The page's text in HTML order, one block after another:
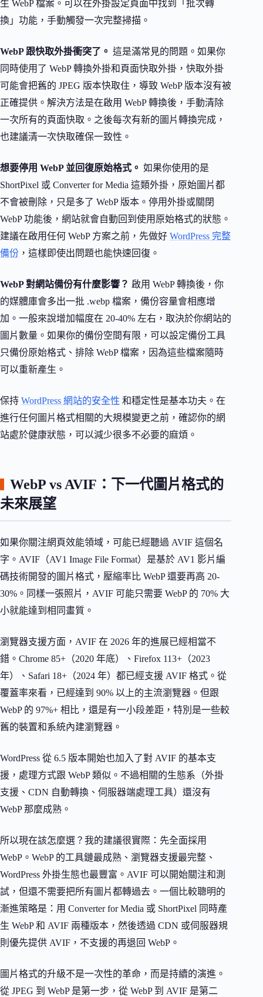
生 WebP 檔案。可以在外掛設定頁面中找到「批次轉
換」功能，手動觸發一次完整掃描。
WebP 跟快取外掛衝突了。 這是滿常見的問題。如果你
同時使用了 WebP 轉換外掛和頁面快取外掛，快取外掛
可能會把舊的 JPEG 版本快取住，導致 WebP 版本沒有被
正確提供。解決方法是在啟用 WebP 轉換後，手動清除
一次所有的頁面快取。之後每次有新的圖片轉換完成，
也建議清一次快取確保一致性。
想要停用 WebP 並回復原始格式。 如果你使用的是
ShortPixel 或 Converter for Media 這類外掛，原始圖片都
不會被刪除，只是多了 WebP 版本。停用外掛或關閉
WebP 功能後，網站就會自動回到使用原始格式的狀態。
建議在啟用任何 WebP 方案之前，先做好 WordPress 完整
備份 ，這樣即使出問題也能快速回復。
WebP 對網站備份有什麼影響？ 啟用 WebP 轉換後，你
的媒體庫會多出一批 .webp 檔案，備份容量會相應增
加。一般來說增加幅度在 20-40% 左右，取決於你網站的
圖片數量。如果你的備份空間有限，可以設定備份工具
只備份原始格式、排除 WebP 檔案，因為這些檔案隨時
可以重新產生。
保持 WordPress 網站的安全性 和穩定性是基本功夫。在
進行任何圖片格式相關的大規模變更之前，確認你的網
站處於健康狀態，可以減少很多不必要的麻煩。
WebP vs AVIF：下一代圖片格式的
未來展望
如果你關注網頁效能領域，可能已經聽過 AVIF 這個名
字。AVIF（AV1 Image File Format）是基於 AV1 影片編
碼技術開發的圖片格式，壓縮率比 WebP 還要再高 20-
30%。同樣一張照片，AVIF 可能只需要 WebP 的 70% 大
小就能達到相同畫質。
瀏覽器支援方面，AVIF 在 2026 年的進展已經相當不
錯。Chrome 85+（2020 年底）、Firefox 113+（2023
年）、Safari 18+（2024 年）都已經支援 AVIF 格式。從
覆蓋率來看，已經達到 90% 以上的主流瀏覽器。但跟
WebP 的 97%+ 相比，還是有一小段差距，特別是一些較
舊的裝置和系統內建瀏覽器。
WordPress 從 6.5 版本開始也加入了對 AVIF 的基本支
援，處理方式跟 WebP 類似。不過相關的生態系（外掛
支援、CDN 自動轉換、伺服器端處理工具）還沒有
WebP 那麼成熟。
所以現在該怎麼選？我的建議很實際：先全面採用
WebP。WebP 的工具鏈最成熟、瀏覽器支援最完整、
WordPress 外掛生態也最豐富。AVIF 可以開始關注和測
試，但還不需要把所有圖片都轉過去。一個比較聰明的
漸進策略是：用 Converter for Media 或 ShortPixel 同時產
生 WebP 和 AVIF 兩種版本，然後透過 CDN 或伺服器規
則優先提供 AVIF，不支援的再退回 WebP。
圖片格式的升級不是一次性的革命，而是持續的演進。
從 JPEG 到 WebP 是第一步，從 WebP 到 AVIF 是第二